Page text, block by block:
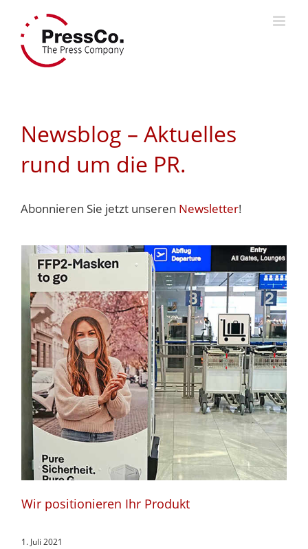
content
Newsblog – Aktuelles
rund um die PR.
Abonnieren Sie jetzt unseren Newsletter!
Wir positionieren Ihr Produkt
1. Juli 2021